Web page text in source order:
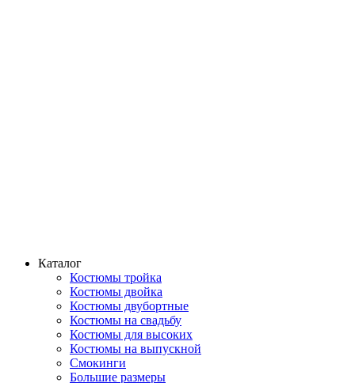
Каталог
Костюмы тройка
Костюмы двойка
Костюмы двубортные
Костюмы на свадьбу
Костюмы для высоких
Костюмы на выпускной
Смокинги
Большие размеры